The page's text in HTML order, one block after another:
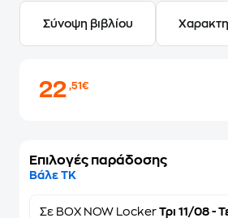
Σύνοψη βιβλίου
22,51€
Επιλογές παράδοσης
Βάλε ΤΚ
Σε BOX NOW Locker Τρι 11/08 -